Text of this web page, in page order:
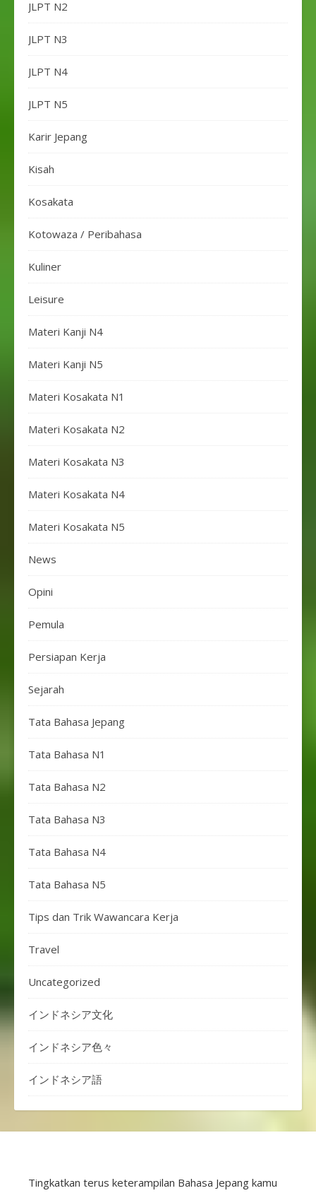
JLPT N2
JLPT N3
JLPT N4
JLPT N5
Karir Jepang
Kisah
Kosakata
Kotowaza / Peribahasa
Kuliner
Leisure
Materi Kanji N4
Materi Kanji N5
Materi Kosakata N1
Materi Kosakata N2
Materi Kosakata N3
Materi Kosakata N4
Materi Kosakata N5
News
Opini
Pemula
Persiapan Kerja
Sejarah
Tata Bahasa Jepang
Tata Bahasa N1
Tata Bahasa N2
Tata Bahasa N3
Tata Bahasa N4
Tata Bahasa N5
Tips dan Trik Wawancara Kerja
Travel
Uncategorized
インドネシア文化
インドネシア色々
インドネシア語
Tingkatkan terus keterampilan Bahasa Jepang kamu